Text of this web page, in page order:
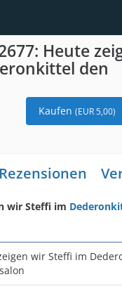
Heute
den
Kaufen (EUR 5,00)
Rezensionen
wir Steffi im
wir Steffi im